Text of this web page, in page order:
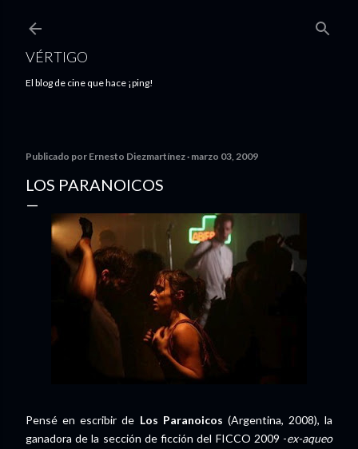
VÉRTIGO
El blog de cine que hace ¡ping!
Publicado por Ernesto Diezmartínez marzo 03, 2009
LOS PARANOICOS
Pensé en escribir de Los Paranoicos (Argentina, 2008), la
ganadora de la sección de ficción del FICCO 2009 -ex-aqueo